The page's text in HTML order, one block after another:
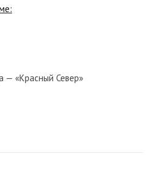
— «Красный Север»